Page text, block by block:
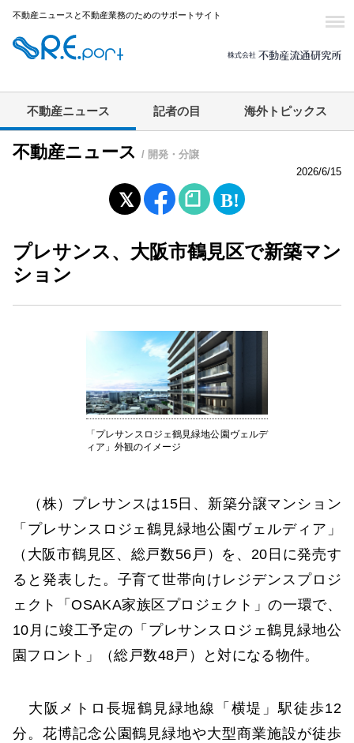
不動産ニュースと不動産業務のためのサポートサイト
不動産ニュース 記者の目 海外トピックス
不動産ニュース / 開発・分譲
2026/6/15
プレサンス、大阪市鶴見区で新築マン
ション
「プレサンスロジェ鶴見緑地公園ヴェルデ
ィア」外観のイメージ
（株）プレサンスは15日、新築分譲マンション
「プレサンスロジェ鶴見緑地公園ヴェルディア」
（大阪市鶴見区、総戸数56戸）を、20日に発売す
ると発表した。子育て世帯向けレジデンスプロジ
ェクト「OSAKA家族区プロジェクト」の一環で、
10月に竣工予定の「プレサンスロジェ鶴見緑地公
園フロント」（総戸数48戸）と対になる物件。
大阪メトロ長堀鶴見緑地線「横堤」駅徒歩12
分。花博記念公園鶴見緑地や大型商業施設が徒歩